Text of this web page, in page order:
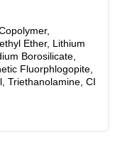
Ether, Lithium
Borosilicate,
Fluorphlogopite,
Triethanolamine, CI